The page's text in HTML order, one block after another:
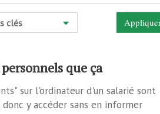
clés
que ça
sur l'ordinateur d'un salarié sont
y accéder sans en informer